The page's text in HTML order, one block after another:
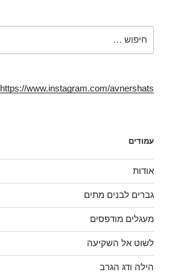
https://www.instagram.com/avnershats/
עמודים
אודות
גברים לבנים מתים
מעגלים מודפסים
לשוט אל השקיעה
הילה ודג הגרב